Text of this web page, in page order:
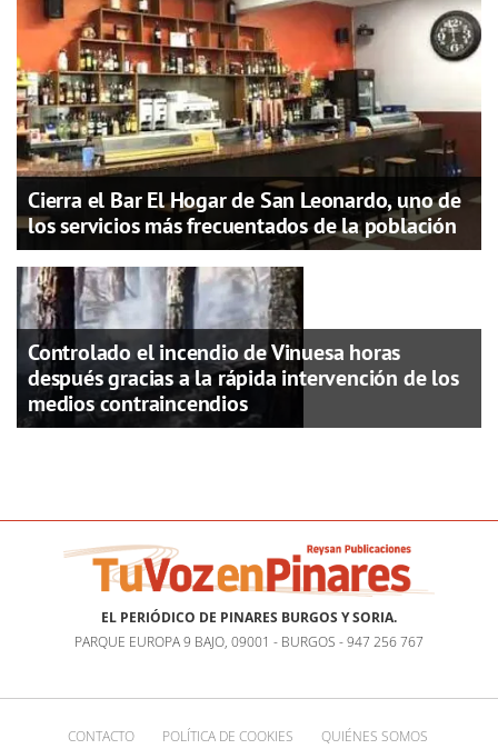
Cierra el Bar El Hogar de San Leonardo, uno de
los servicios más frecuentados de la población
Controlado el incendio de Vinuesa horas
después gracias a la rápida intervención de los
medios contraincendios
EL PERIÓDICO DE PINARES BURGOS Y SORIA.
PARQUE EUROPA 9 BAJO, 09001 - BURGOS - 947 256 767
CONTACTO POLÍTICA DE COOKIES QUIÉNES SOMOS